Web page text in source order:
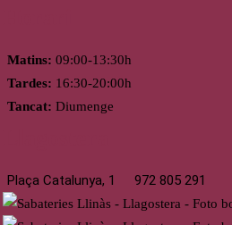
Matins: 09:00-13:30h
Tardes: 16:30-20:00h
Tancat: Diumenge
Plaça Catalunya, 1 972 805 291